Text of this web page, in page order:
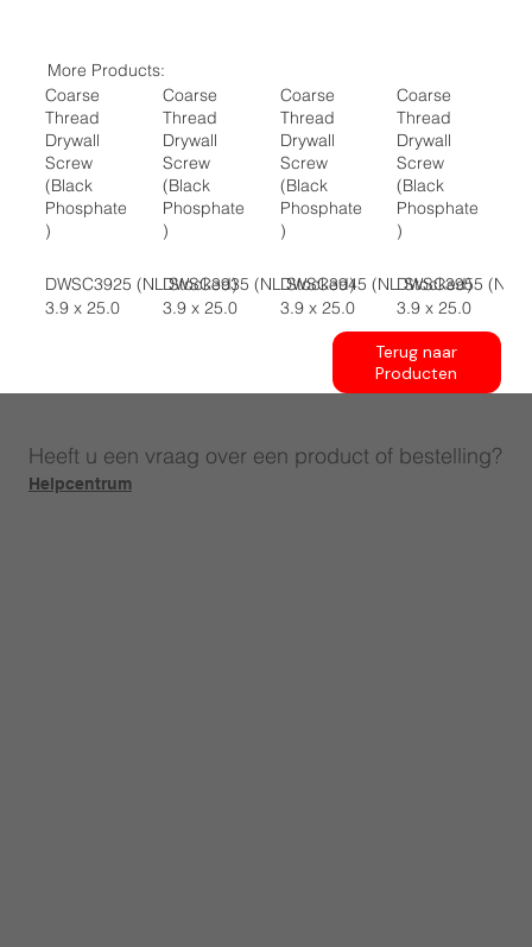
More Products:
Coarse
Thread
Drywall
Screw
(Black
Phosphate
)
DWSC3925 (NL Stocked)
3.9 x 25.0
Coarse
Thread
Drywall
Screw
(Black
Phosphate
)
DWSC3935 (NL Stocked)
3.9 x 25.0
Coarse
Thread
Drywall
Screw
(Black
Phosphate
)
DWSC3945 (NL Stocked)
3.9 x 25.0
Coarse
Thread
Drywall
Screw
(Black
Phosphate
)
DWSC3955 (NL
3.9 x 25.0
Terug naar
Producten
Heeft u een vraag over een product of bestelling?
Helpcentrum